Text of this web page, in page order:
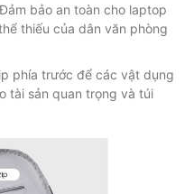
bảo an toàn cho laptop
thiếu của dân văn phòng
phía trước để các vật dụng
tài sản quan trọng và túi